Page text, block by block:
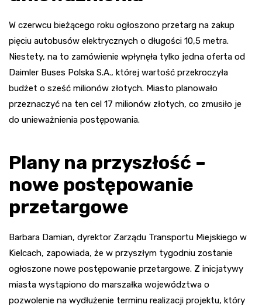
W czerwcu bieżącego roku ogłoszono przetarg na zakup
pięciu autobusów elektrycznych o długości 10,5 metra.
Niestety, na to zamówienie wpłynęła tylko jedna oferta od
Daimler Buses Polska S.A., której wartość przekroczyła
budżet o sześć milionów złotych. Miasto planowało
przeznaczyć na ten cel 17 milionów złotych, co zmusiło je
do unieważnienia postępowania.
Plany na przyszłość –
nowe postępowanie
przetargowe
Barbara Damian, dyrektor Zarządu Transportu Miejskiego w
Kielcach, zapowiada, że w przyszłym tygodniu zostanie
ogłoszone nowe postępowanie przetargowe. Z inicjatywy
miasta wystąpiono do marszałka województwa o
pozwolenie na wydłużenie terminu realizacji projektu, który